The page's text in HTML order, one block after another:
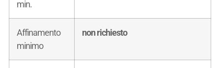
min.
Affinamento
minimo
non richiesto